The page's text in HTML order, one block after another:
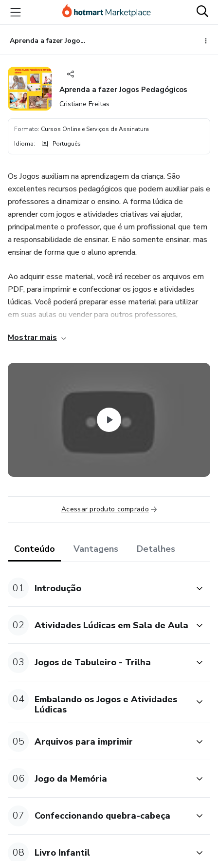
para
conteúdo
principal
para
pagamento
para
rodapé
Aprenda a fazer Jogos Pedagógicos
Aprenda a fazer Jogos Pedagógicos
Cristiane Freitas
Formato: Cursos Online e Serviços de Assinatura
Idioma: Português
Os Jogos auxiliam na aprendizagem da criança. São
excelentes recursos pedagógicos que podem auxiliar pais e
professores a dinamizar o ensino. A forma lúdica de
aprender com jogos e atividades criativas vai ajudar,
principalmente o professor, que é um profissional que tem
a responsabilidade de ensinar. E não somente ensinar, mas
ensinar de forma que o aluno aprenda.
Ao adquirir esse material, você irá receber os arquivos em
PDF, para imprimir e confeccionar os jogos e atividades
lúdicas. Você poderá preparar esse material para utilizar
em suas aulas ou vender para outros professores,
lindos de se ver, porém com funcionalidade, para
(professor do primeiro seguimento do Ensino Fundamental,
Normal e do Curso de Pedagogia). Além de Psicólogos,
Mostrar mais
Acessar produto comprado
Conteúdo Vantagens Detalhes
01 Introdução
02 Atividades Lúdicas em Sala de Aula
03 Jogos de Tabuleiro - Trilha
04
Embalando os Jogos e Atividades
Lúdicas
05 Arquivos para imprimir
06 Jogo da Memória
07 Confeccionando quebra-cabeça
08 Livro Infantil